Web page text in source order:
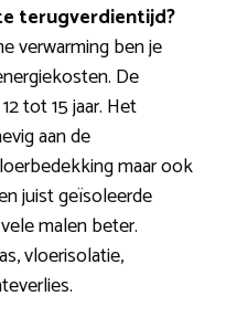
terugverdientijd?
verwarming ben je
De
tot 15 jaar. Het
aan de
maar ook
juist geïsoleerde
malen beter.
vloerisolatie,